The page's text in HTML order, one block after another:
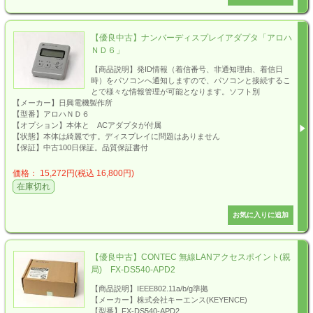
【優良中古】ナンバーディスプレイアダプタ「アロハ
ＮＤ６」
【商品説明】発ID情報（着信番号、非通知理由、着信日
時）をパソコンへ通知しますので、パソコンと接続するこ
とで様々な情報管理が可能となります。ソフト別
【メーカー】日興電機製作所
【型番】アロハＮＤ６
【オプション】本体と ACアダプタが付属
【状態】本体は綺麗です。ディスプレイに問題はありません
【保証】中古100日保証。品質保証書付
価格： 15,272円(税込 16,800円)
在庫切れ
【優良中古】CONTEC 無線LANアクセスポイント(親
局) FX-DS540-APD2
【商品説明】IEEE802.11a/b/g準拠
【メーカー】株式会社キーエンス(KEYENCE)
【型番】FX-DS540-APD2